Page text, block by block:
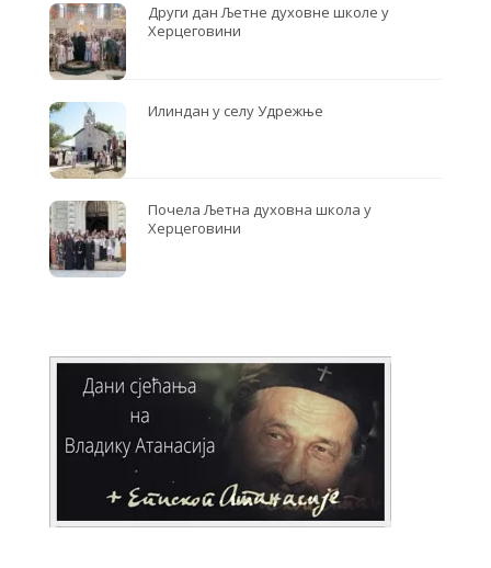
Други дан Љетне духовне школе у
Херцеговини
Илиндан у селу Удрежње
Почела Љетна духовна школа у
Херцеговини